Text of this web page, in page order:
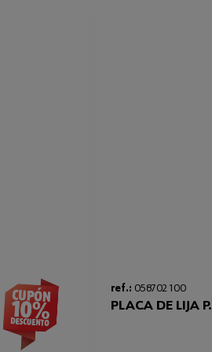
ref.: 058702 100
PLACA DE LIJA